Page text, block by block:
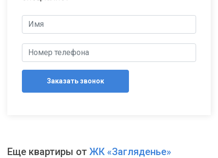
Заказать звонок
Еще квартиры от ЖК «Загляденье»